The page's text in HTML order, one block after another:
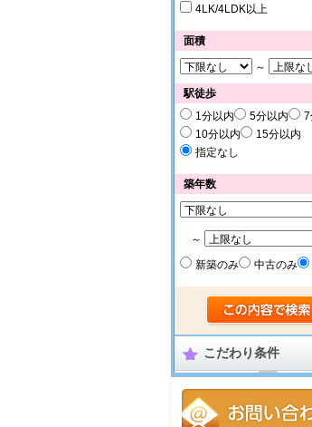
4LK/4LDK以上
面積
～
駅徒歩
1分以内
5分以内
7
10分以内
15分以内
指定なし
築年数
～
新築のみ
中古のみ
こだわり条件